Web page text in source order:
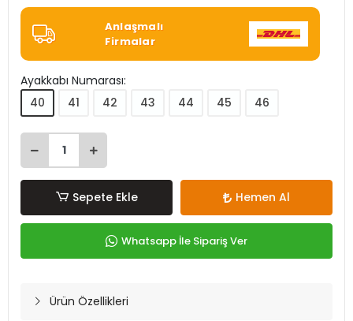
Anlaşmalı
Firmalar
Ayakkabı Numarası:
40
41 42 43 44 45 46
Sepete Ekle Hemen Al
Whatsapp İle Sipariş Ver
Ürün Özellikleri